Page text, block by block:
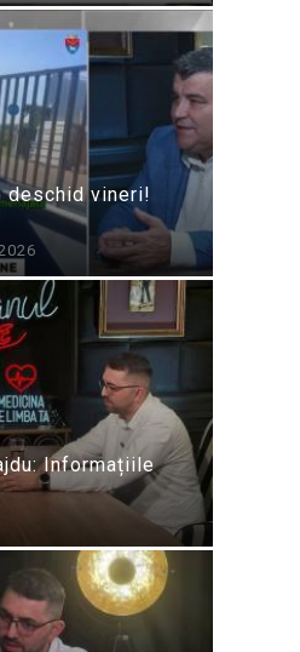
deschid vineri!
Informațiile